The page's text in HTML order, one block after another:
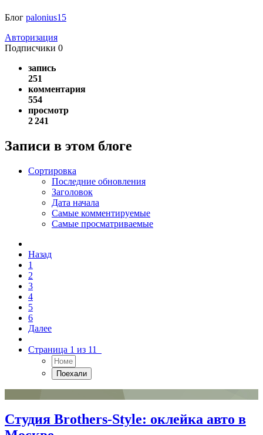
Блог palonius15
Авторизация
Подписчики 0
запись
251
комментария
554
просмотр
2 241
Записи в этом блоге
Сортировка
Последние обновления
Заголовок
Дата начала
Самые комментируемые
Самые просматриваемые
Назад
1
2
3
4
5
6
Далее
Страница 1 из 11
Студия Brothers-Style: оклейка авто в